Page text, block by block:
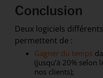
Conclusion
Deux logiciels
permettent de :
Gagner du temps
(jusqu’à 20% selon
nos clients);